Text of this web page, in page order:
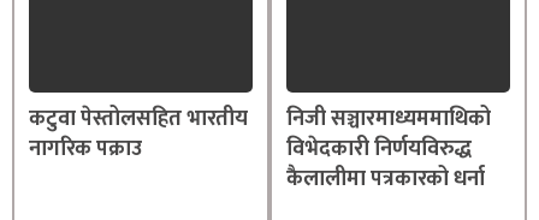
कटुवा पेस्तोलसहित भारतीय
नागरिक पक्राउ
निजी सञ्चारमाध्यममाथिको
विभेदकारी निर्णयविरुद्ध
कैलालीमा पत्रकारको धर्ना